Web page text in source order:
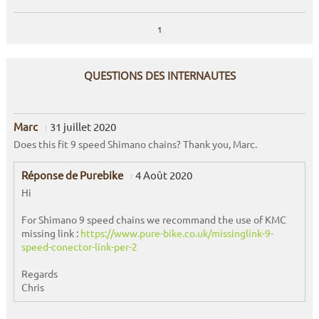
1
QUESTIONS DES INTERNAUTES
Marc 31 juillet 2020
Does this fit 9 speed Shimano chains? Thank you, Marc.
Réponse de Purebike 4 Août 2020
Hi
For Shimano 9 speed chains we recommand the use of KMC
missing link : https://www.pure-bike.co.uk/missinglink-9-
speed-conector-link-per-2
Regards
Chris